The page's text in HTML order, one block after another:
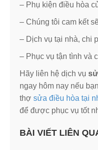
– Phụ kiện điều hòa
– Chúng tôi cam kết
– Dịch vụ tại nhà, chi
– Phục vụ tận tình và
Hãy liên hệ dịch vụ
ngay hôm nay nếu
thợ sửa điều hòa tại
để được phục vụ tốt
BÀI VIẾT LIÊN